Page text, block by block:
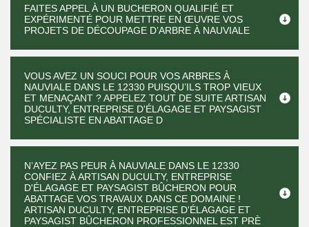
FAITES APPEL À UN BUCHERON QUALIFIÉ ET
EXPÉRIMENTÉ POUR METTRE EN ŒUVRE VOS
PROJETS DE DÉCOUPAGE D’ARBRE À NAUVIALE
VOUS AVEZ UN SOUCI POUR VOS ARBRES À
NAUVIALE DANS LE 12330 PUISQU’ILS TROP VIEUX
ET MENAÇANT ? APPELEZ TOUT DE SUITE ARTISAN
DUCULTY, ENTREPRISE D'ÉLAGAGE ET PAYSAGIST
SPÉCIALISTE EN ABATTAGE D
N’AYEZ PAS PEUR À NAUVIALE DANS LE 12330
CONFIEZ À ARTISAN DUCULTY, ENTREPRISE
D'ÉLAGAGE ET PAYSAGIST BÛCHERON POUR
ABATTAGE VOS TRAVAUX DANS CE DOMAINE !
ARTISAN DUCULTY, ENTREPRISE D'ÉLAGAGE ET
PAYSAGIST BÛCHERON PROFESSIONNEL EST PRÈ